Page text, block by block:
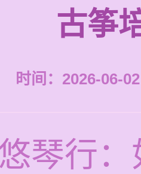
古筝
时间：2026-06-
琴行